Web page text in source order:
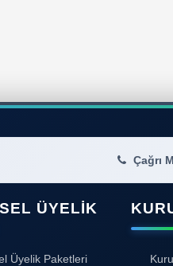
Çağrı
ÜYELIK
Üyelik Paketleri